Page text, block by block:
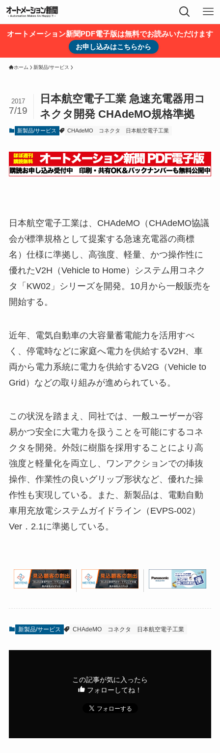
オートメーション新聞PDF電子版は無料でお読みいただけます
お申し込みはこちらから
ホーム 新製品/サービス
日本航空電子工業 急速充電器用コ
ネクタ開発 CHAdeMO規格準拠
2017
7/19
新製品/サービス CHAdeMO コネクタ 日本航空電子工業
日本航空電子工業は、CHAdeMO（CHAdeMO協議
会が標準規格として提案する急速充電器の商標
名）仕様に準拠し、高強度、軽量、かつ操作性に
優れたV2H（Vehicle to Home）システム用コネク
タ「KW02」シリーズを開発。10月から一般販売を
開始する。
近年、電気自動車の大容量蓄電能力を活用すべ
く、停電時などに家庭へ電力を供給するV2H、車
両から電力系統に電力を供給するV2G（Vehicle to
Grid）などの取り組みが進められている。
この状況を踏まえ、同社では、一般ユーザーが容
易かつ安全に大電力を扱うことを可能にするコネ
クタを開発。外殻に樹脂を採用することにより高
強度と軽量化を両立し、ワンアクションでの挿抜
操作、作業性の良いグリップ形状など、優れた操
作性も実現している。また、新製品は、電動自動
車用充放電システムガイドライン（EVPS-002）
Ver．2.1に準拠している。
新製品/サービス CHAdeMO コネクタ 日本航空電子工業
この記事が気に入ったら
フォローしてね！